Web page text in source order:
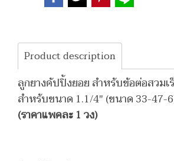
Product description
ลูกยางคัปปิ้งยอย สำหรับข้อต่อสวม
สำหรับขนาด 1.1/4" (ขนาด 33-47-
(ราคาแพคละ 1 วง)